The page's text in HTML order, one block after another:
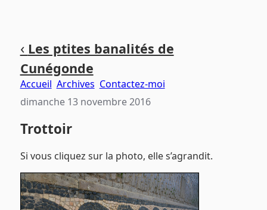
contenu
principal
menu
principal
‹ Les ptites banalités de
Cunégonde
Accueil Archives Contactez-moi
dimanche 13 novembre 2016
Trottoir
Si vous cliquez sur la photo, elle s’agrandit.